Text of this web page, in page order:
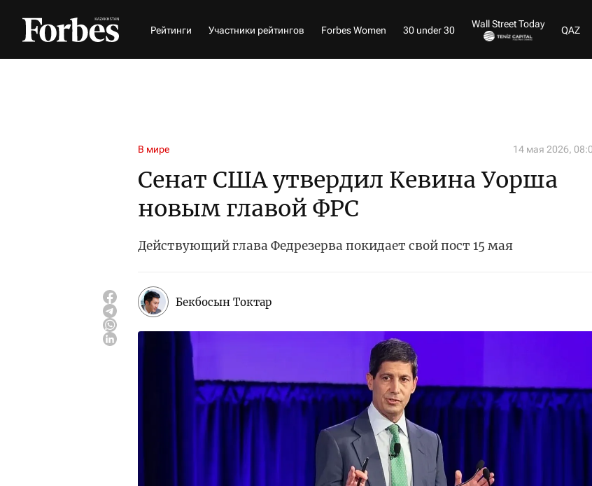
Рейтинги Участники рейтингов Forbes Women 30 under 30
Wall Street Today
QAZ
В мире 14 мая 2026,
Сенат США утвердил Кевина Уорша
новым главой ФРС
Действующий глава Федрезерва покидает свой пост 15 мая
Бекбосын Токтар